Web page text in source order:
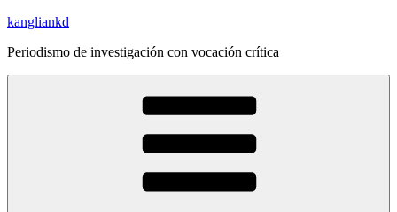
Saltar
contenido
kangliankd
Periodismo de investigación con vocación crítica